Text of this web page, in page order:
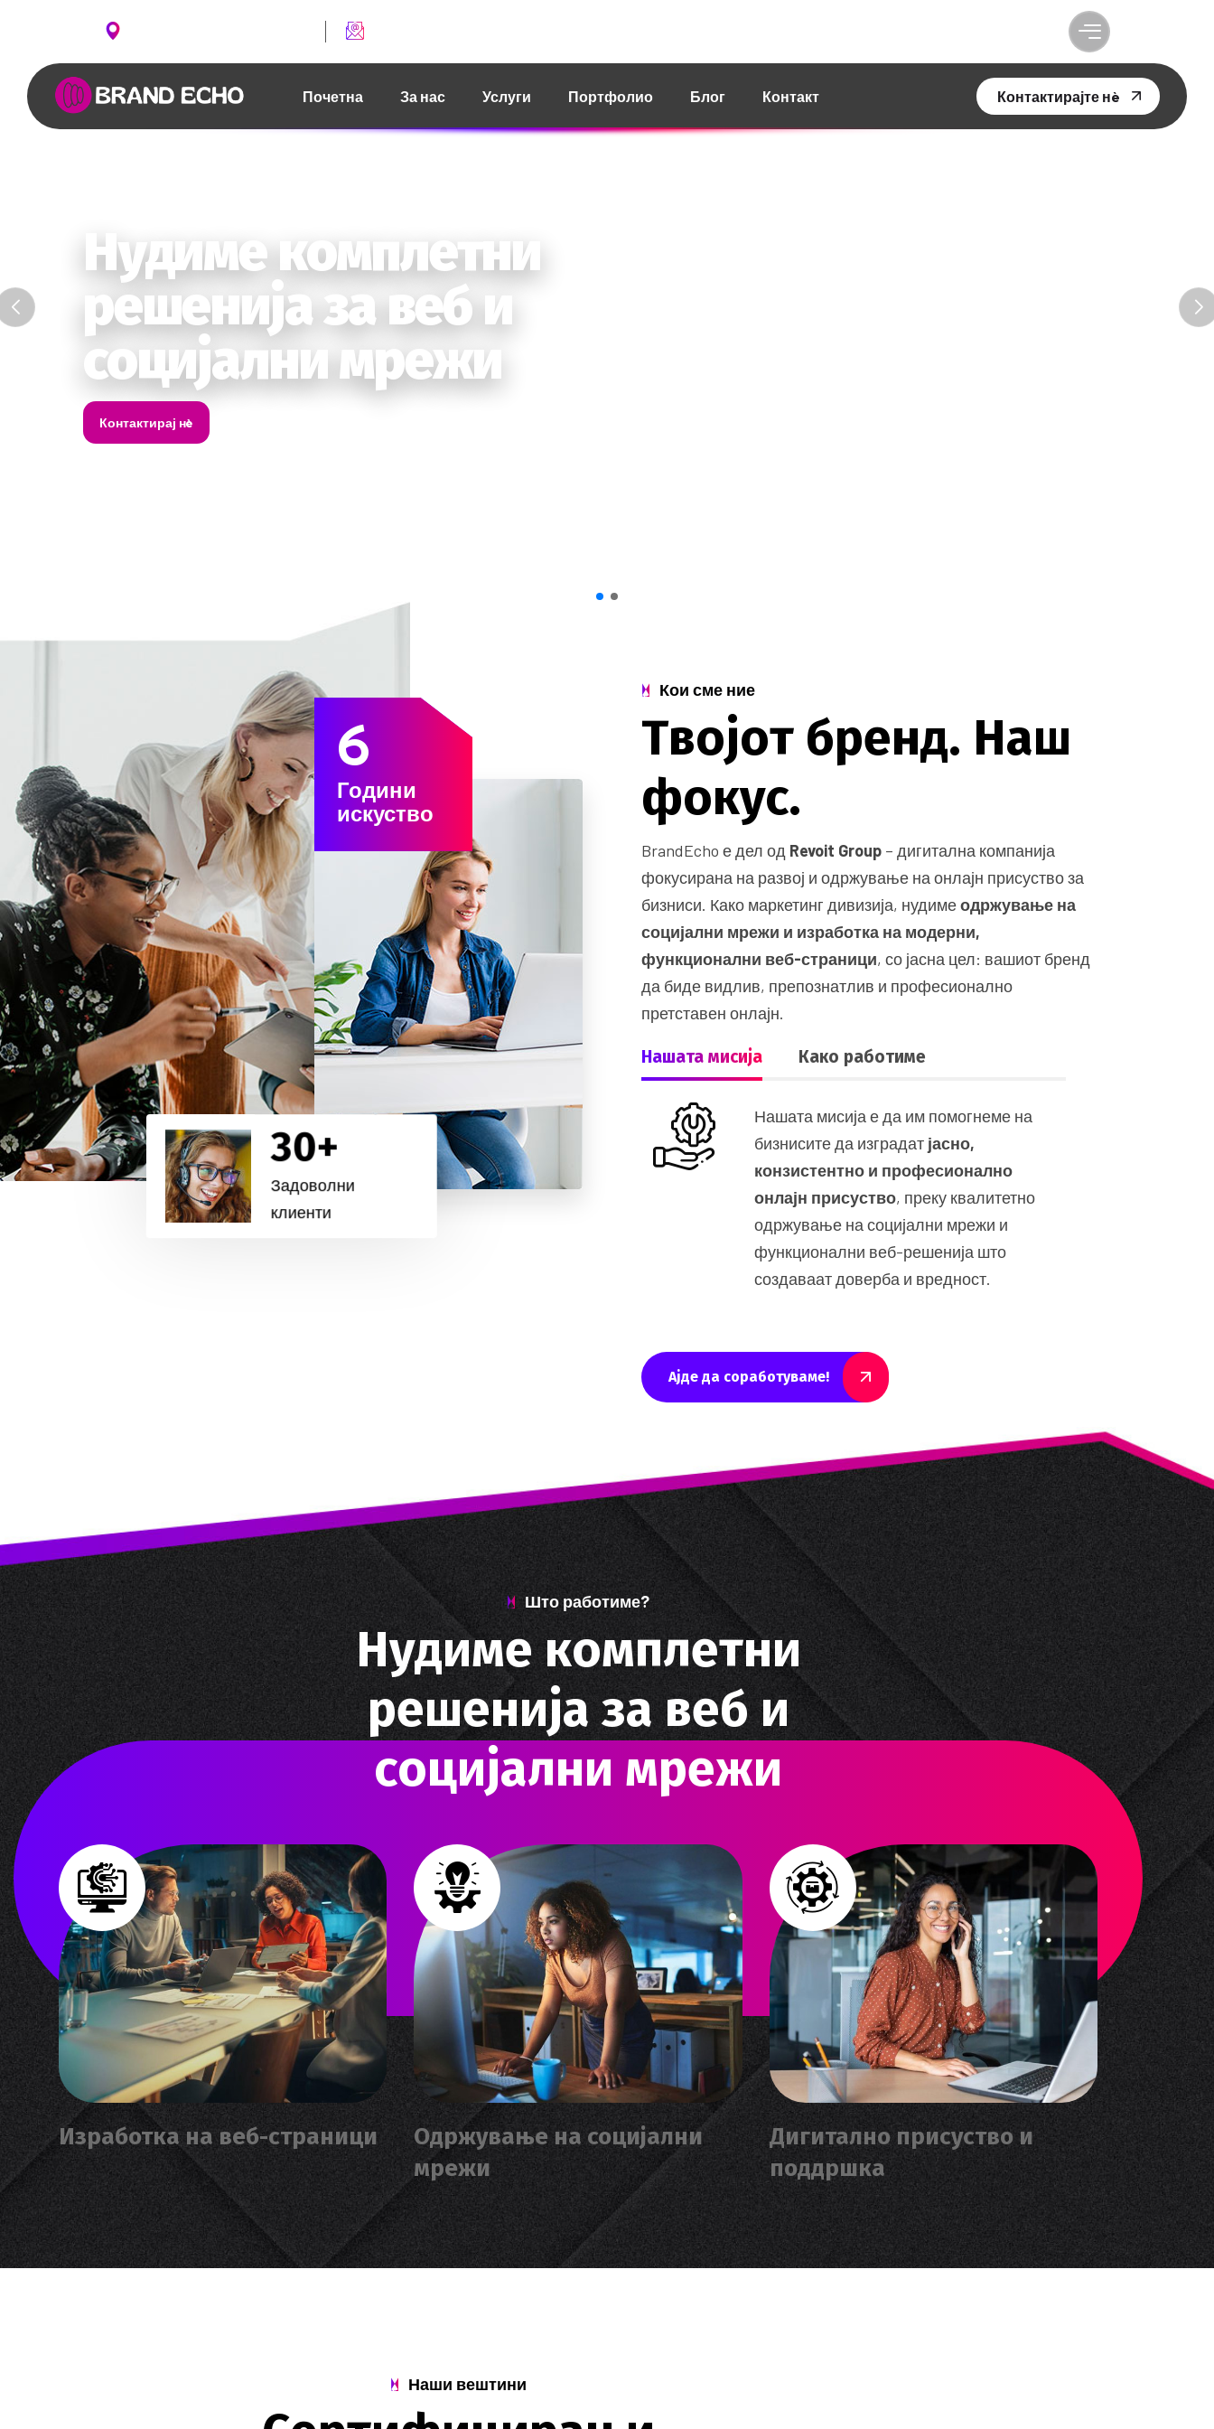
Почетна За нас Услуги Портфолио Блог Контакт Контактирајте нè
Твојот бренд. Наш фокус.
Контактирај нè
6
Години
искуство
30+
Задоволни
клиенти
Кои сме ние
Твојот бренд. Наш
фокус.
BrandEcho е дел од Revoit Group – дигитална компанија
фокусирана на развој и одржување на онлајн присуство за
бизниси. Како маркетинг дивизија, нудимеодржување на
социјални мрежи и изработка на модерни,
функционални веб-страници, со јасна цел: вашиот бренд
да биде видлив, препознатлив и професионално
претставен онлајн.
Нашата мисија Како работиме
Нашата мисија е да им помогнеме на
бизнисите да изградат јасно,
конзистентно и професионално
онлајн присуство, преку квалитетно
одржување на социјални мрежи и
функционални веб-решенија што
создаваат доверба и вредност.
Ајде да соработуваме!
Што работиме?
Нудиме комплетни
решенија за веби
социјални мрежи
Изработка на веб-страници
Одржување на социјални
мрежи
Дигитално присуство и
поддршка
Наши вештини